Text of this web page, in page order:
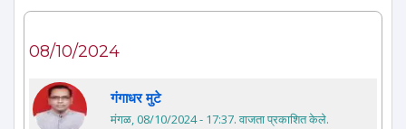
08/10/2024
गंगाधर मुटे
मंगळ, 08/10/2024 - 17:37. वाजता प्रकाशित केले.